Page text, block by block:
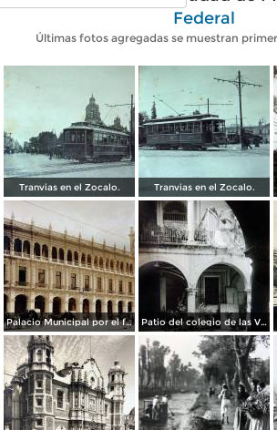
Federal
Últimas fotos agregadas se muestran
Tranvias en el Zocalo. Tranvias en el Zocalo.
Palacio Municipal por el fotografo Hugo Brehme.. Patio del colegio de las Vizcainas por el fotografo Hugo Brehme.